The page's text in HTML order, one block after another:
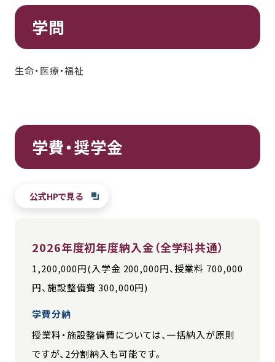
学問
生命・医療・福祉
学費・奨学金
公式HPで見る
2026年度初年度納入金（全学科共通）
1,200,000円(入学金 200,000円、授業料 700,000
円、施設整備費 300,000円)
学費分納
授業料・施設整備費については、一括納入が原則
ですが、2分割納入も可能です。